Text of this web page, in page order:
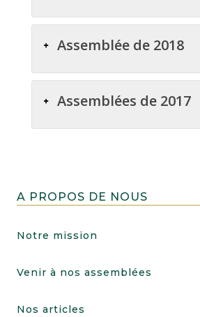
Assemblée de 2018
Assemblées de 2017
A PROPOS DE NOUS
Notre mission
Venir à nos assemblées
Nos articles